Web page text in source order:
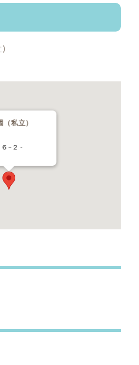
私立）
−２ -